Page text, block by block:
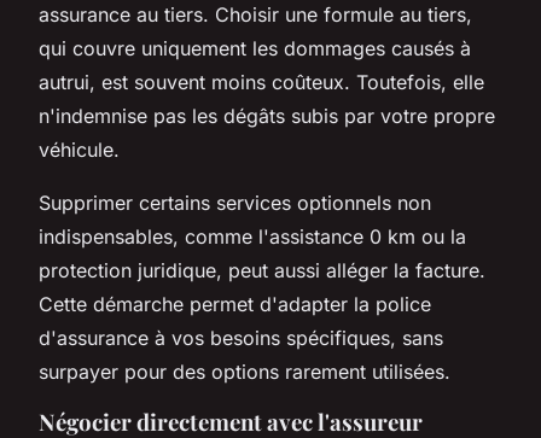
assurance au tiers. Choisir une formule au tiers,
qui couvre uniquement les dommages causés à
autrui, est souvent moins coûteux. Toutefois, elle
n'indemnise pas les dégâts subis par votre propre
véhicule.
Supprimer certains services optionnels non
indispensables, comme l'assistance 0 km ou la
protection juridique, peut aussi alléger la facture.
Cette démarche permet d'adapter la police
d'assurance à vos besoins spécifiques, sans
surpayer pour des options rarement utilisées.
Négocier directement avec l'assureur